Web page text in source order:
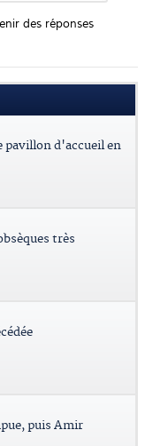
des réponses
pavillon d'accueil en
très
puis Amir